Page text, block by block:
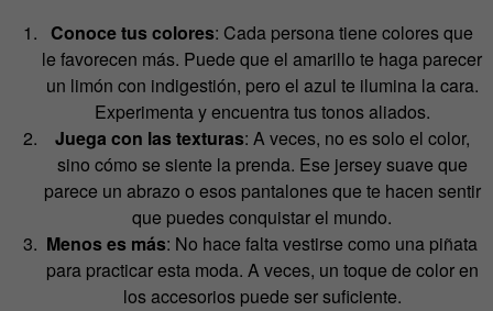
Conoce tus colores: Cada persona tiene colores que
le favorecen más. Puede que el amarillo te haga parecer
un limón con indigestión, pero el azul te ilumina la cara.
Experimenta y encuentra tus tonos aliados.
Juega con las texturas: A veces, no es solo el color,
sino cómo se siente la prenda. Ese jersey suave que
parece un abrazo o esos pantalones que te hacen sentir
que puedes conquistar el mundo.
Menos es más: No hace falta vestirse como una piñata
para practicar esta moda. A veces, un toque de color en
los accesorios puede ser suficiente.